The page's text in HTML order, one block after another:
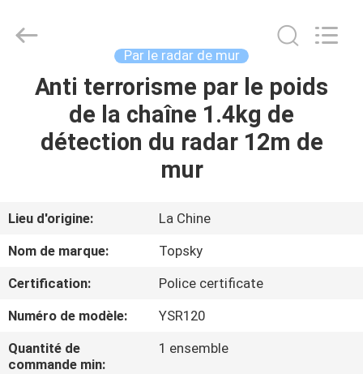
MAISON
PRODUITS
SUJET
DE
NOUS
VISITE
D'USINE
Topsky
Century Holding Co.,Ltd.
Par le radar de mur
Anti terrorisme par le poids
de la chaîne 1.4kg de
détection du radar 12m de
mur
Lieu d'origine:
La Chine
Nom de marque:
Topsky
Certification:
Police certificate
Numéro de modèle:
YSR120
Quantité de
commande min:
1 ensemble